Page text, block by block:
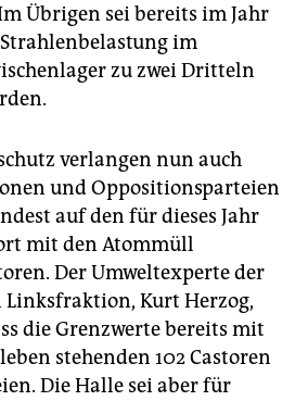
Übrigen sei bereits im Jahr
im
zu zwei Dritteln
verlangen nun auch
und Oppositionsparteien
auf den für dieses Jahr
mit den Atommüll
Der Umweltexperte der
Linksfraktion, Kurt Herzog,
die Grenzwerte bereits mit
stehenden 102 Castoren
Die Halle sei aber für